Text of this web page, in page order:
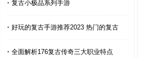
复古小极品系列手游
好玩的复古手游推荐2023 热门的复古
全面解析176复古传奇三大职业特点